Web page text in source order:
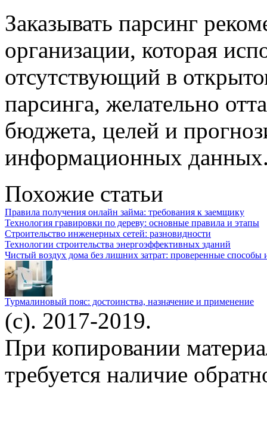
Заказывать парсинг
организации, которая
отсутствующий в
парсинга, желательно
бюджета, целей и
информационных
Похожие статьи
Правила получения онлайн займа: требования к заемщику
Технология гравировки по дереву: основные правила и этапы
Строительство инженерных сетей: разновидности
Технологии строительства энергоэффективных зданий
Чистый воздух дома без лишних затрат: проверенные способы
Турмалиновый пояс: достоинства, назначение и применение
(c). 2017-2019.
При копировании
требуется наличие